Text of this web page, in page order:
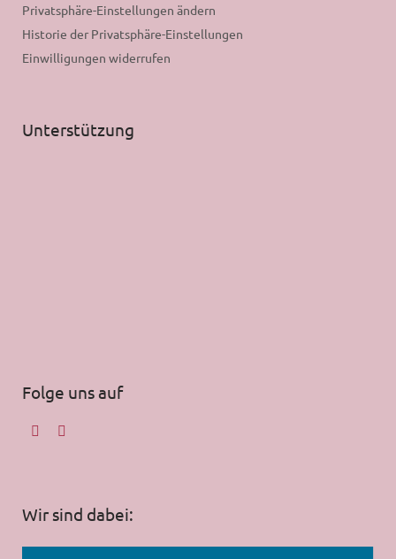
Privatsphäre-Einstellungen ändern
Historie der Privatsphäre-Einstellungen
Einwilligungen widerrufen
Unterstützung
Folge uns auf
Wir sind dabei: